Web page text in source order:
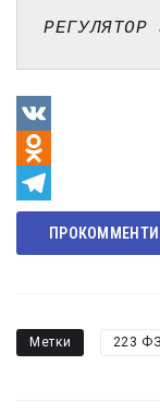
РЕГУЛЯТОР
VK
Odnoklassniki
Telegram
Метки 223 ФЗ